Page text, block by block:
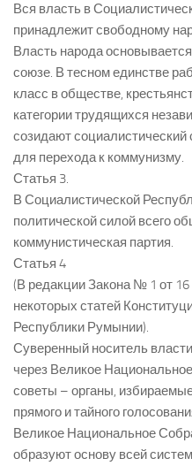
Вся власть в
принадлежит свободному
Власть народа
союзе. В тесном единстве
класс в обществе,
категории трудящихся
созидают социалистический
для перехода к коммунизму.
Статья 3.
В Социалистической
политической силой всего
коммунистическая партия.
Статья 4
(В редакции Закона № 1 от
некоторых статей
Республики Румынии).
Суверенный носитель
через Великое
советы – органы,
прямого и тайного
Великое Национальное
образуют основу всей